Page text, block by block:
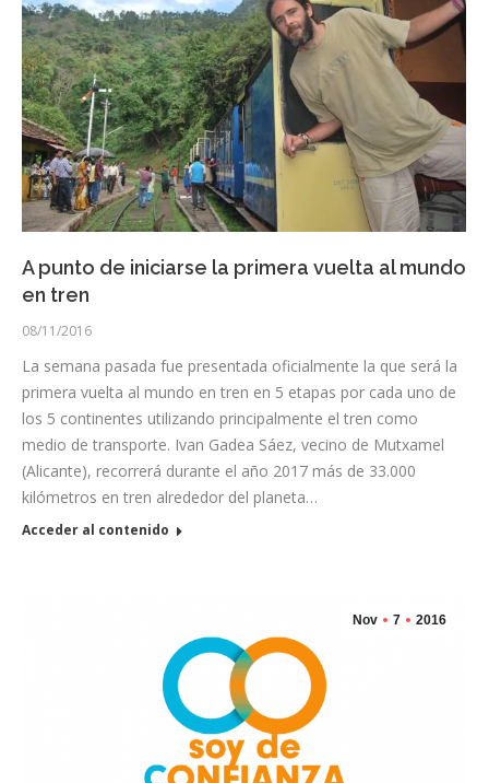
A punto de iniciarse la primera vuelta al mundo
en tren
08/11/2016
La semana pasada fue presentada oficialmente la que será la
primera vuelta al mundo en tren en 5 etapas por cada uno de
los 5 continentes utilizando principalmente el tren como
medio de transporte. Ivan Gadea Sáez, vecino de Mutxamel
(Alicante), recorrerá durante el año 2017 más de 33.000
kilómetros en tren alrededor del planeta…
Acceder al contenido
Nov 7 2016